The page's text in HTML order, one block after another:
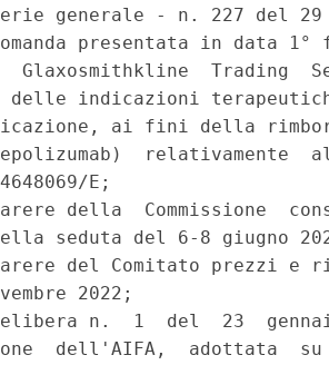
generale - n. 227 del 29
presentata in data 1°
Trading
delle indicazioni
ai fini della
relativamente
E;
della  Commissione
seduta del 6-8 giugno
del Comitato prezzi e
2022;
n.  1  del  23
dell'AIFA,  adottata